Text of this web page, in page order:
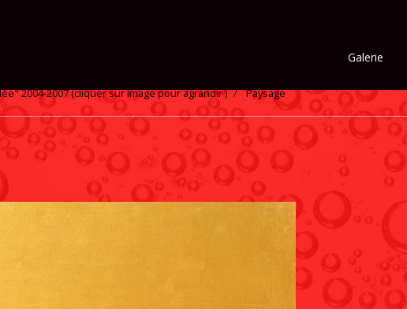
Galerie
2004-2007 (cliquer sur image pour agrandir ) Paysage